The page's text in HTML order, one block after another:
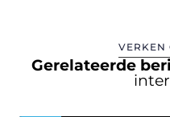
VERKEN
Gerelateerde